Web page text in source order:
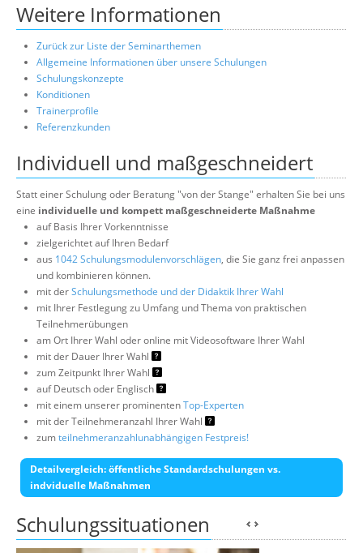
Weitere Informationen
Zurück zur Liste der Seminarthemen
Allgemeine Informationen über unsere Schulungen
Schulungskonzepte
Konditionen
Trainerprofile
Referenzkunden
Individuell und maßgeschneidert
Statt einer Schulung oder Beratung "von der Stange" erhalten Sie bei uns
eine individuelle und kompett maßgeschneiderte Maßnahme
auf Basis Ihrer Vorkenntnisse
zielgerichtet auf Ihren Bedarf
aus 1042 Schulungsmodulenvorschlägen, die Sie ganz frei anpassen
und kombinieren können.
mit derSchulungsmethode und der Didaktik Ihrer Wahl
mit Ihrer Festlegung zu Umfang und Thema von praktischen
Teilnehmerübungen
am Ort Ihrer Wahl oder online mit Videosoftware Ihrer Wahl
mit der Dauer Ihrer Wahl
zum Zeitpunkt Ihrer Wahl
auf Deutsch oder Englisch
mit einem unserer prominentenTop-Experten
mit der Teilnehmeranzahl Ihrer Wahl
zumteilnehmeranzahlunabhängigen Festpreis!
Detailvergleich: öffentliche Standardschulungen vs.
indviduelle Maßnahmen
Schulungssituationen